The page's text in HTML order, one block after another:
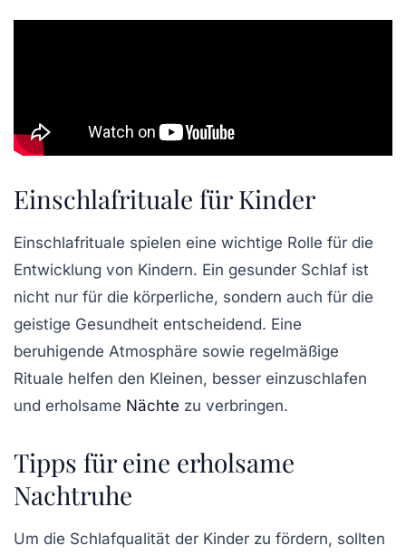
Einschlafrituale für Kinder
Einschlafrituale spielen eine wichtige Rolle für die
Entwicklung von Kindern. Ein gesunder Schlaf ist
nicht nur für die körperliche, sondern auch für die
geistige Gesundheit entscheidend. Eine
beruhigende Atmosphäre sowie regelmäßige
Rituale helfen den Kleinen, besser einzuschlafen
und erholsame Nächte zu verbringen.
Tipps für eine erholsame
Nachtruhe
Um die Schlafqualität der Kinder zu fördern, sollten